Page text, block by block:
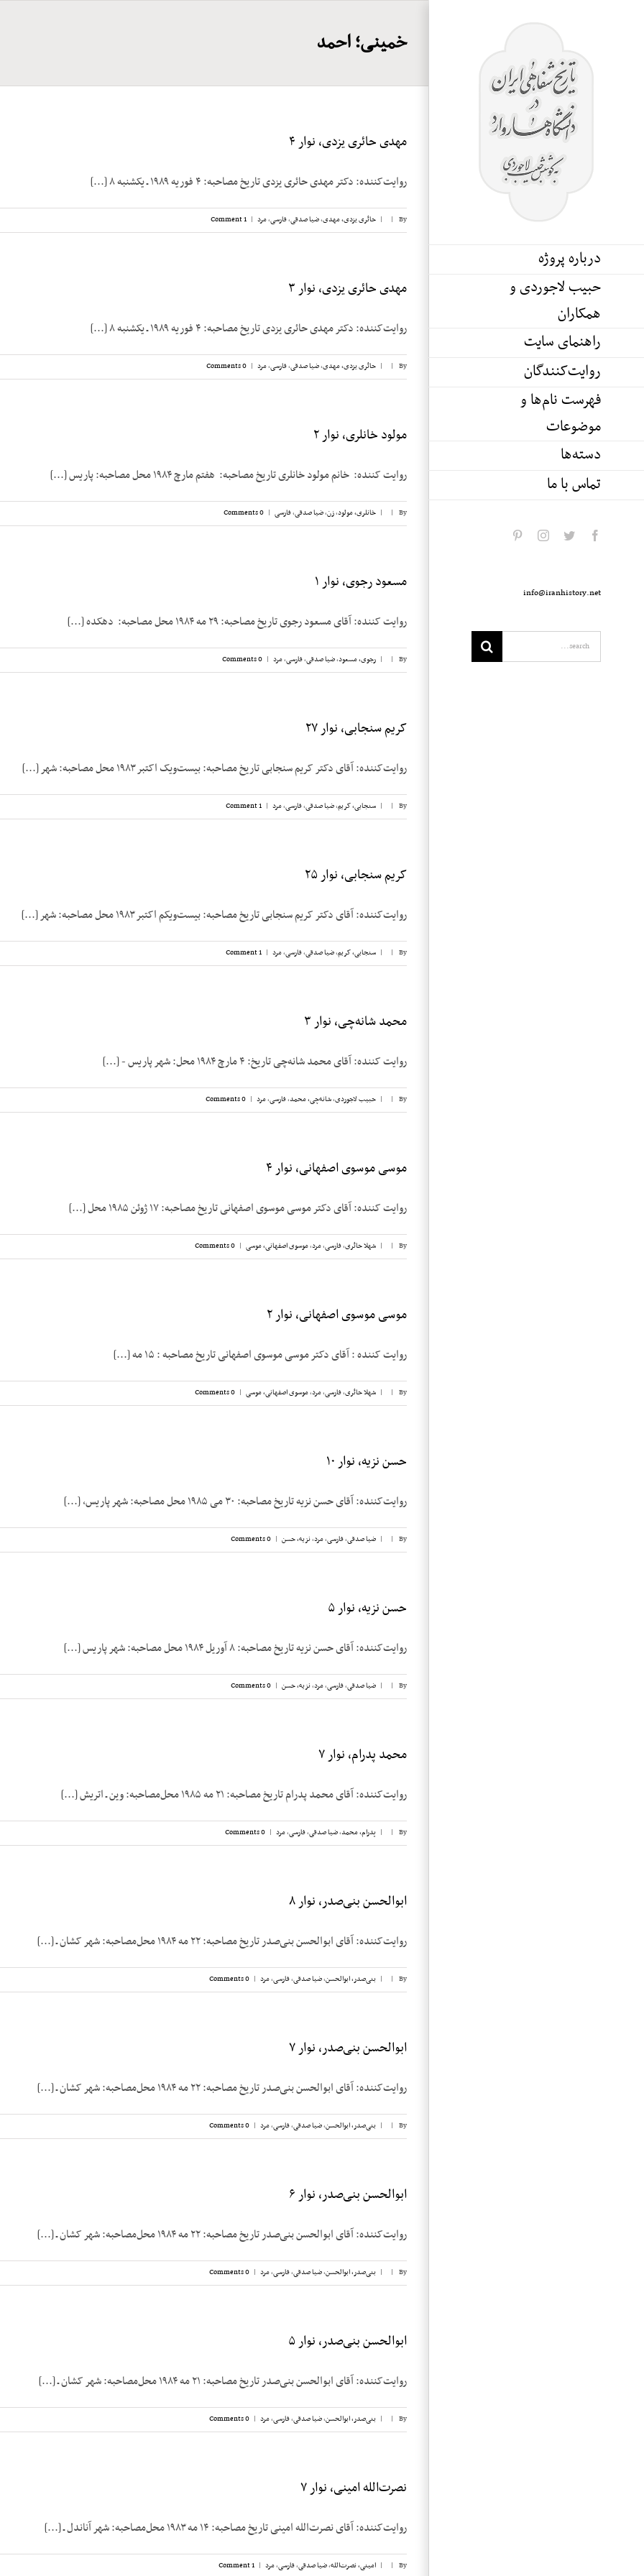
درباره پروژه
حبیب لاجوردی و
همکاران
راهنمای سایت
روایت‌کنندگان
فهرست نام‌ها و
موضوعات
دسته‌ها
تماس با ما
facebook
twitter
instagram
info@iranhistory.net
Search
for:
خمینی؛ احمد
مهدی حائری یزدی، نوار ۴
روایت‌کننده: دکتر مهدی حائری یزدی تاریخ مصاحبه: ۴ فوریه ۱۹۸۹ ـ یکشنبه ۸ [...]
By
|
| حائری یزدی، مهدی,ضیا صدقی,فارسی,مرد |
1 Comment
مهدی حائری یزدی، نوار ۳
روایت‌کننده: دکتر مهدی حائری یزدی تاریخ مصاحبه: ۴ فوریه ۱۹۸۹ ـ یکشنبه ۸ [...]
By
|
| حائری یزدی، مهدی,ضیا صدقی,فارسی,مرد |
0 Comments
مولود خانلری، نوار ۲
روایت کننده: خانم مولود خانلری تاریخ مصاحبه: هفتم مارچ ۱۹۸۴ محل مصاحبه: پاریس [...]
By
|
| خانلری، مولود,زن,ضیا صدقی,فارسی |
0 Comments
مسعود رجوی، نوار ۱
روایت کننده: آقای مسعود رجوی تاریخ مصاحبه: ۲۹ مه ۱۹۸۴ محل مصاحبه: دهکده [...]
By
|
| رجوی، مسعود,ضیا صدقی,فارسی,مرد |
0 Comments
کریم سنجابی، نوار ۲۷
روایت‌‌کننده: آقای دکتر کریم سنجابی تاریخ مصاحبه: بیست‌‌ویک اکتبر ۱۹۸۳ محل مصاحبه: شهر [...]
By
|
| سنجابی، کریم,ضیا صدقی,فارسی,مرد |
1 Comment
کریم سنجابی، نوار ۲۵
روایت‌‌کننده: آقای دکتر کریم سنجابی تاریخ مصاحبه: بیست‌‌ویکم اکتبر ۱۹۸۳ محل مصاحبه: شهر [...]
By
|
| سنجابی، کریم,ضیا صدقی,فارسی,مرد |
1 Comment
محمد شانه‌چی، نوار ۳
روایت کننده: آقای محمد شانه‌چی تاریخ: ۴ مارچ ۱۹۸۴ محل: شهر پاریس - [...]
By
|
| حبیب لاجوردی,شانه‌چی، محمد,فارسی,مرد |
0 Comments
موسی موسوی اصفهانی، نوار ۴
روایت کننده: آقای دکتر موسی موسوی اصفهانی تاریخ مصاحبه‌: ۱۷ ژوئن ۱۹۸۵ محل [...]
By
|
| شهلا حائری,فارسی,مرد,موسوی اصفهانی، موسی |
0 Comments
موسی موسوی اصفهانی، نوار ۲
روایت کننده : آقای دکتر موسی موسوی اصفهانی تاریخ مصاحبه‌ : ۱۵ مه [...]
By
|
| شهلا حائری,فارسی,مرد,موسوی اصفهانی، موسی |
0 Comments
حسن نزیه، نوار ۱۰
روایت‌کننده: آقای حسن نزیه تاریخ مصاحبه: ۳۰ می ۱۹۸۵ محل مصاحبه: شهر پاریس، [...]
By
|
| ضیا صدقی,فارسی,مرد,نزیه، حسن |
0 Comments
حسن نزیه، نوار ۵
روایت‌کننده: آقای حسن نزیه تاریخ مصاحبه: ۸ آوریل ۱۹۸۴ محل مصاحبه: شهر پاریس [...]
By
|
| ضیا صدقی,فارسی,مرد,نزیه، حسن |
0 Comments
محمد پدرام، نوار ۷
روایت‌کننده: آقای محمد پدرام تاریخ مصاحبه: ۲۱ مه ۱۹۸۵ محل‌مصاحبه: وین ـ اتریش [...]
By
|
| پدرام، محمد,ضیا صدقی,فارسی,مرد |
0 Comments
ابوالحسن بنی‌صدر، نوار ۸
روایت‌کننده: آقای ابوالحسن بنی‌صدر تاریخ مصاحبه: ۲۲ مه ۱۹۸۴ محل‌مصاحبه: شهر کشان ـ [...]
By
|
| بنی‌صدر، ابوالحسن,ضیا صدقی,فارسی,مرد |
0 Comments
ابوالحسن بنی‌صدر، نوار ۷
روایت‌کننده: آقای ابوالحسن بنی‌صدر تاریخ مصاحبه: ۲۲ مه ۱۹۸۴ محل‌مصاحبه: شهر کشان ـ [...]
By
|
| بنی‌صدر، ابوالحسن,ضیا صدقی,فارسی,مرد |
0 Comments
ابوالحسن بنی‌صدر، نوار ۶
روایت‌کننده: آقای ابوالحسن بنی‌صدر تاریخ مصاحبه: ۲۲ مه ۱۹۸۴ محل‌مصاحبه: شهر کشان ـ [...]
By
|
| بنی‌صدر، ابوالحسن,ضیا صدقی,فارسی,مرد |
0 Comments
ابوالحسن بنی‌صدر، نوار ۵
روایت‌کننده: آقای ابوالحسن بنی‌صدر تاریخ مصاحبه: ۲۱ مه ۱۹۸۴ محل‌مصاحبه: شهر کشان ـ [...]
By
|
| بنی‌صدر، ابوالحسن,ضیا صدقی,فارسی,مرد |
0 Comments
نصرت‌الله امینی، نوار ۷
روایت‌کننده: آقای نصرت‌الله امینی تاریخ مصاحبه: ۱۴ مه ۱۹۸۳ محل‌مصاحبه: شهر آناندل ـ [...]
By
|
| امینی، نصرت‌الله,ضیا صدقی,فارسی,مرد |
1 Comment